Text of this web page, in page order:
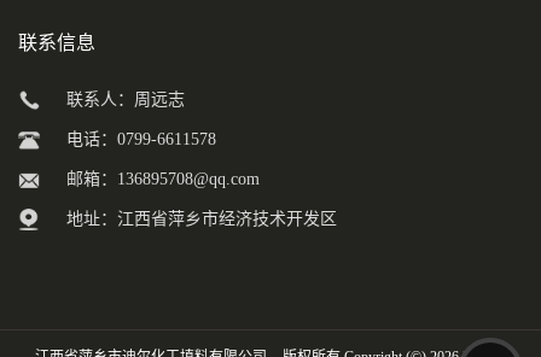
联系信息
联系人：周远志
电话：0799-6611578
邮箱： 136895708@qq.com
地址：江西省萍乡市经济技术开发区